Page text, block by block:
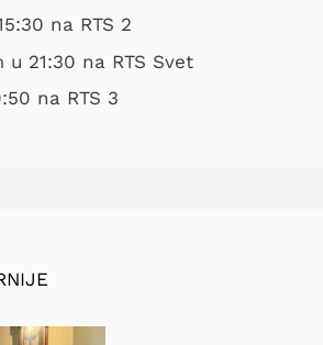
na RTS 2
u 21:30 na RTS Svet
na RTS 3